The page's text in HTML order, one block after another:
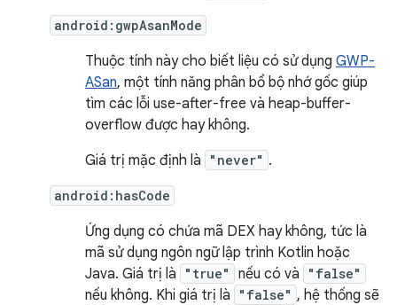
android:gwpAsanMode
Thuộc tính này cho biết liệu có sử dụng GWP-
ASan, một tính năng phân bổ bộ nhớ gốc giúp
tìm các lỗi use-after-free và heap-buffer-
overflow được hay không.
Giá trị mặc định là
"never" .
android:hasCode
Ứng dụng có chứa mã DEX hay không, tức là
mã sử dụng ngôn ngữ lập trình Kotlin hoặc
Java. Giá trị là
"true" nếu có và "false"
nếu không. Khi giá trị là "false" , hệ thống sẽ